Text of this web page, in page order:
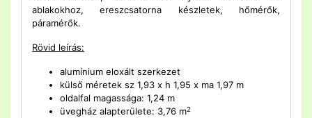
ablakokhoz, ereszcsatorna készletek, hőmérők,
páramérők.
Rövid leírás:
alumínium eloxált szerkezet
külső méretek sz 1,93 x h 1,95 x ma 1,97 m
oldalfal magassága: 1,24 m
üvegház alapterülete: 3,76 m2